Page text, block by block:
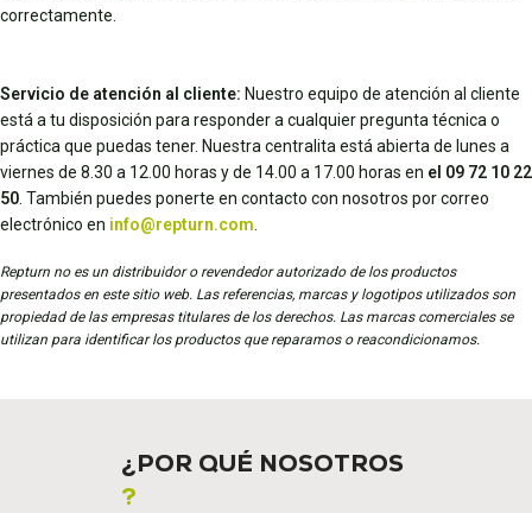
correctamente.
Servicio de atención al cliente: Nuestro equipo de atención al cliente
está a tu disposición para responder a cualquier pregunta técnica o
práctica que puedas tener. Nuestra centralita está abierta de lunes a
viernes de 8.30 a 12.00 horas y de 14.00 a 17.00 horas en el 09 72 10 22
50 . También puedes ponerte en contacto con nosotros por correo
electrónico en info@repturn.com
Repturn no es un distribuidor o revendedor autorizado de los productos
presentados en este sitio web. Las referencias, marcas y logotipos utilizados son
propiedad de las empresas titulares de los derechos. Las marcas comerciales se
utilizan para identificar los productos que reparamos o reacondicionamos.
¿POR QUÉ NOSOTROS
?